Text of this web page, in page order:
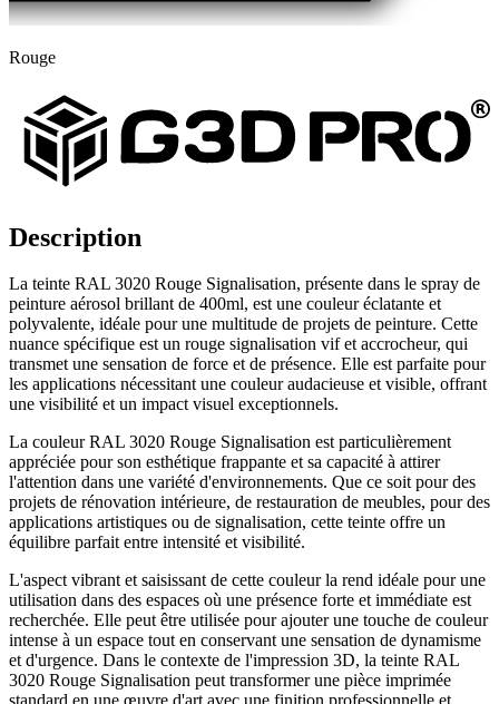
Rouge
Description
La teinte RAL 3020 Rouge Signalisation, présente dans le spray de
peinture aérosol brillant de 400ml, est une couleur éclatante et
polyvalente, idéale pour une multitude de projets de peinture. Cette
nuance spécifique est un rouge signalisation vif et accrocheur, qui
transmet une sensation de force et de présence. Elle est parfaite pour
les applications nécessitant une couleur audacieuse et visible, offrant
une visibilité et un impact visuel exceptionnels.
La couleur RAL 3020 Rouge Signalisation est particulièrement
appréciée pour son esthétique frappante et sa capacité à attirer
l'attention dans une variété d'environnements. Que ce soit pour des
projets de rénovation intérieure, de restauration de meubles, pour des
applications artistiques ou de signalisation, cette teinte offre un
équilibre parfait entre intensité et visibilité.
L'aspect vibrant et saisissant de cette couleur la rend idéale pour une
utilisation dans des espaces où une présence forte et immédiate est
recherchée. Elle peut être utilisée pour ajouter une touche de couleur
intense à un espace tout en conservant une sensation de dynamisme
et d'urgence. Dans le contexte de l'impression 3D, la teinte RAL
3020 Rouge Signalisation peut transformer une pièce imprimée